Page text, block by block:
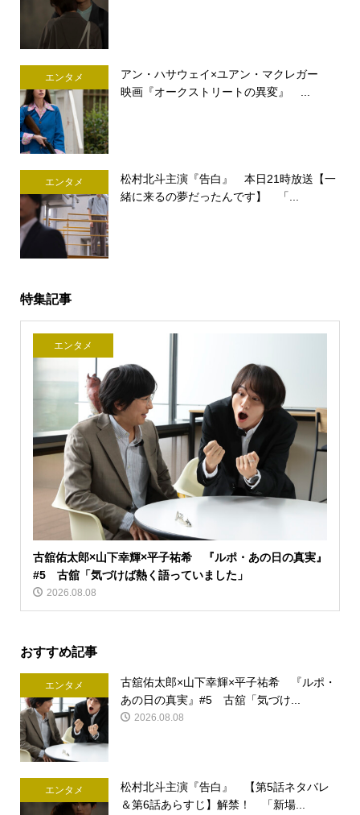
エンタメ
アン・ハサウェイ×ユアン・マクレガー
映画『オークストリートの異変』 ...
エンタメ
松村北斗主演『告白』 本日21時放送【一
緒に来るの夢だったんです】 「...
特集記事
エンタメ
古舘佑太郎×山下幸輝×平子祐希 『ルポ・あの日の真実』
#5 古舘「気づけば熱く語っていました」
2026.08.08
おすすめ記事
エンタメ
古舘佑太郎×山下幸輝×平子祐希 『ルポ・
あの日の真実』#5 古舘「気づけ...
2026.08.08
エンタメ
松村北斗主演『告白』 【第5話ネタバレ
＆第6話あらすじ】解禁！ 「新場...